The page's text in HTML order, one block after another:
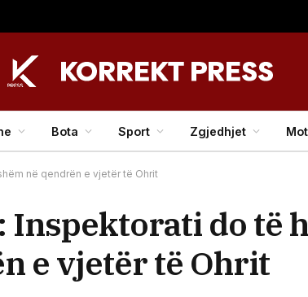
Bota Sport Zgjedhjet
në qendrën e vjetër të Ohrit
do të
e vjetër të Ohrit